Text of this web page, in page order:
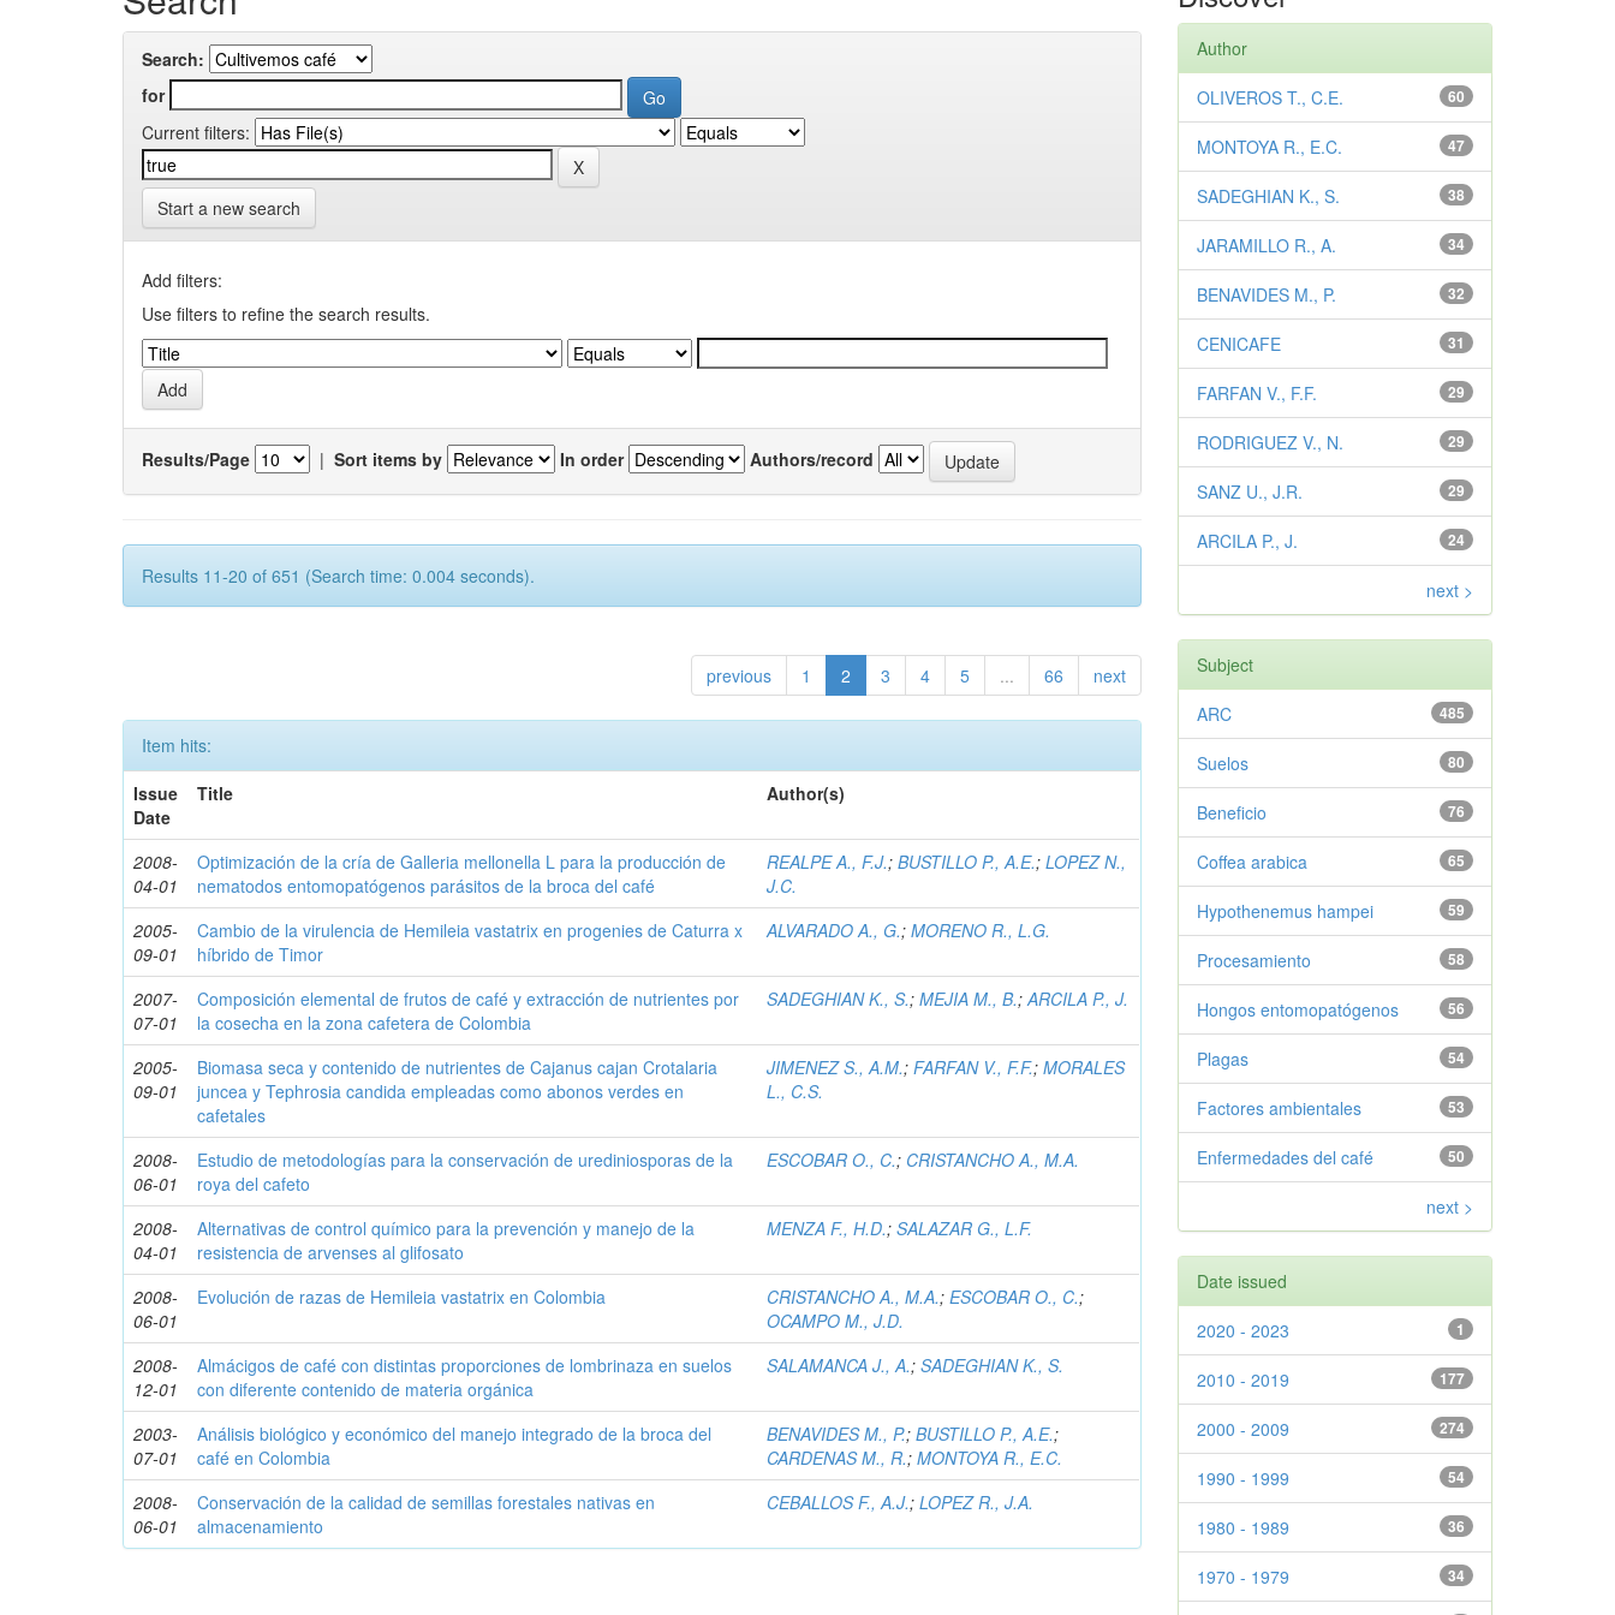
Search:
for
Current filters:
Start a new search
Add filters:
Use filters to refine the search results.
Results/Page | Sort items by In order Authors/record
Results 11-20 of 651 (Search time: 0.004 seconds).
previous 1 2 3 4 5 ... 66 next
Item hits:
Issue
Date
Title Author(s)
2008-
04-01
Optimización de la cría de Galleria mellonella L para la producción de
nematodos entomopatógenos parásitos de la broca del café
REALPE A., F.J.;BUSTILLO P., A.E.;LOPEZ N.,
J.C.
2005-
09-01
Cambio de la virulencia de Hemileia vastatrix en progenies de Caturra x
híbrido de Timor
ALVARADO A., G.;MORENO R., L.G.
2007-
07-01
Composición elemental de frutos de café y extracción de nutrientes por
la cosecha en la zona cafetera de Colombia
SADEGHIAN K., S.;MEJIA M., B.;ARCILA P., J.
2005-
09-01
Biomasa seca y contenido de nutrientes de Cajanus cajan Crotalaria
juncea y Tephrosia candida empleadas como abonos verdes en
cafetales
JIMENEZ S., A.M.;FARFAN V., F.F.;MORALES
L., C.S.
2008-
06-01
Estudio de metodologías para la conservación de urediniosporas de la
roya del cafeto
ESCOBAR O., C.; CRISTANCHO A., M.A.
2008-
04-01
Alternativas de control químico para la prevención y manejo de la
resistencia de arvenses al glifosato
MENZA F., H.D.;SALAZAR G., L.F.
2008-
06-01
Evolución de razas de Hemileia vastatrix en Colombia CRISTANCHO A., M.A.;ESCOBAR O., C.;
OCAMPO M., J.D.
2008-
12-01
Almácigos de café con distintas proporciones de lombrinaza en suelos
con diferente contenido de materia orgánica
SALAMANCA J., A.;SADEGHIAN K., S.
2003-
07-01
Análisis biológico y económico del manejo integrado de la broca del
café en Colombia
BENAVIDES M., P.;BUSTILLO P., A.E.;
CARDENAS M., R.;MONTOYA R., E.C.
2008-
06-01
Conservación de la calidad de semillas forestales nativas en
almacenamiento
CEBALLOS F., A.J.;LOPEZ R., J.A.
Author
60
OLIVEROS T., C.E.
47
MONTOYA R., E.C.
38
SADEGHIAN K., S.
34
JARAMILLO R., A.
32
BENAVIDES M., P.
31
CENICAFE
29
FARFAN V., F.F.
29
RODRIGUEZ V., N.
29
SANZ U., J.R.
24
ARCILA P., J.
next >
Subject
485
ARC
80
Suelos
76
Beneficio
65
Coffea arabica
59
Hypothenemus hampei
58
Procesamiento
56
Hongos entomopatógenos
54
Plagas
53
Factores ambientales
50
Enfermedades del café
next >
Date issued
1
2020 - 2023
177
2010 - 2019
274
2000 - 2009
54
1990 - 1999
36
1980 - 1989
34
1970 - 1979